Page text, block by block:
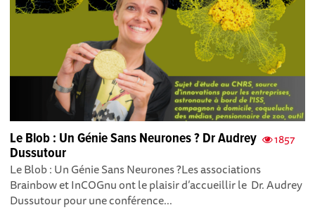
1857
Le Blob : Un Génie Sans Neurones ? Dr Audrey
Dussutour
Le Blob : Un Génie Sans Neurones ? Les associations
Brainbow et InCOGnu ont le plaisir d’accueillir le Dr. Audrey
Dussutour pour une conférence...